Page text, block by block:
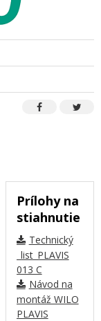
Prílohy na
stiahnutie
Technický
_list_PLAVIS
013 C
Návod na
montáž WILO
PLAVIS